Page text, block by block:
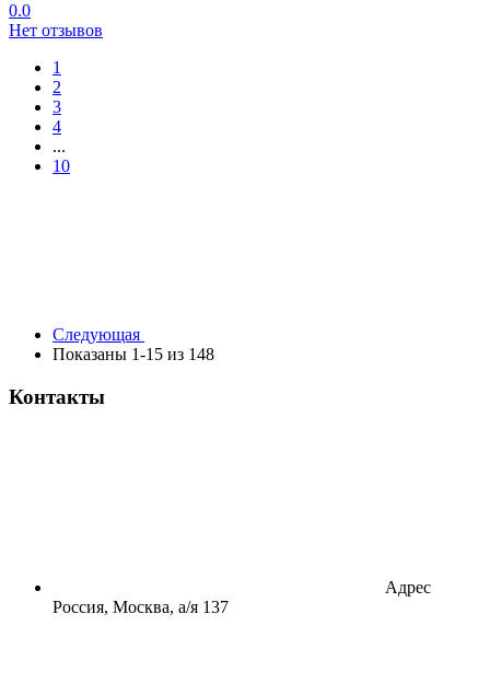
0.0
Нет отзывов
1
2
3
4
...
10
Следующая
Показаны 1-15 из 148
Контакты
Адрес
Россия, Москва, а/я 137